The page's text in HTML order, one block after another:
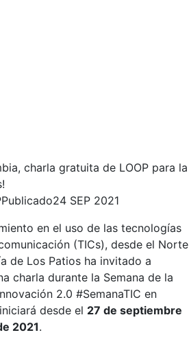
charla gratuita de LOOP para la
Publicado24 SEP 2021
en el uso de las tecnologías
(TICs), desde el Norte
de Los Patios ha invitado a
charla durante la Semana de la
2.0 #SemanaTIC en
desde el 27 de septiembre
2021.